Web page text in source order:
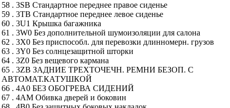
58 . 3SB Стандартное переднее правое сиденье
59 . 3TB Стандартное переднее левое сиденье
60 . 3U1 Крышка багажника
61 . 3W0 Без дополнительной шумоизоляции для салона
62 . 3X0 Без приспособл. для перевозки длинномерн. грузов
63 . 3Y0 Без солнцезащитной шторки
64 . 3Z0 Без вещевого кармана
65 . 3ZB ЗАДНИЕ ТРЕХТОЧЕЧН. РЕМНИ БЕЗОП. С
АВТОМАТ.КАТУШКОЙ
66 . 4A0 БЕЗ ОБОГРЕВА СИДЕНИЙ
67 . 4AM Обивка дверей и боковин